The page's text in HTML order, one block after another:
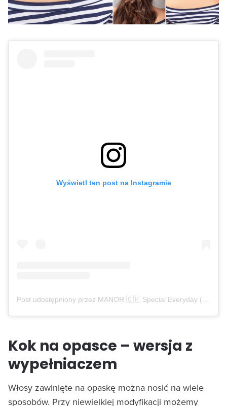
Wyświetl ten post na Instagramie
Kok na opasce – wersja z
wypełniaczem
Włosy zawinięte na opaskę można nosić na wiele
sposobów. Przy niewielkiej modyfikacji możemy